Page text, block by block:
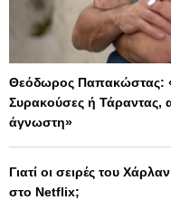
Θεόδωρος Παπακώστας:
Συρακούσες ή Τάραντας,
άγνωστη»
Γιατί οι σειρές του
στο Netflix;